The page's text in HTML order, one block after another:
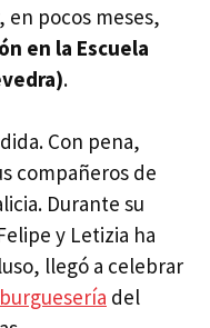
pocos meses,
en la Escuela
.
Con pena,
compañeros de
Durante su
y Letizia ha
llegó a celebrar
del